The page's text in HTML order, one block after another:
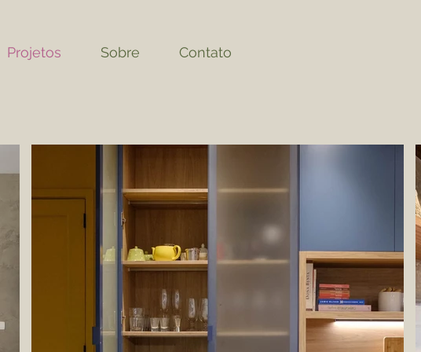
Projetos Sobre Contato